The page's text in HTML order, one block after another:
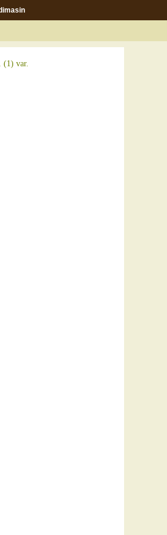
(1) var.